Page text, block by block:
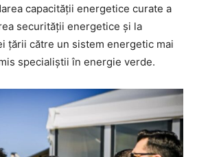
capacității energetice curate a
securității energetice și la
țării către un sistem energetic mai
specialiștii în energie verde.